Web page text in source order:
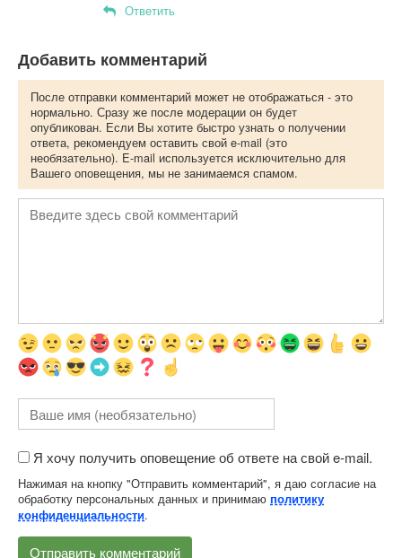
Ответить
Добавить комментарий
После отправки комментарий может не отображаться - это
нормально. Сразу же после модерации он будет
опубликован. Если Вы хотите быстро узнать о получении
ответа, рекомендуем оставить свой e-mail (это
необязательно). E-mail используется исключительно для
Вашего оповещения, мы не занимаемся спамом.
Я хочу получить оповещение об ответе на свой e-mail.
Нажимая на кнопку "Отправить комментарий", я даю согласие на
обработку персональных данных и принимаю политику
конфиденциальности.